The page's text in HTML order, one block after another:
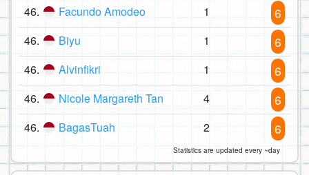
46. Facundo Amodeo 1 6
46. Biyu 1 6
46. Alvinfikri 1 6
46. Nicole Margareth Tan 4 6
46. BagasTuah 2 6
Statistics are updated every ~day